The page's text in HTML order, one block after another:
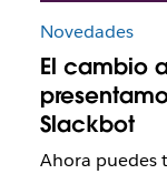
Novedades
El cambio
Slackbot
Ahora puedes